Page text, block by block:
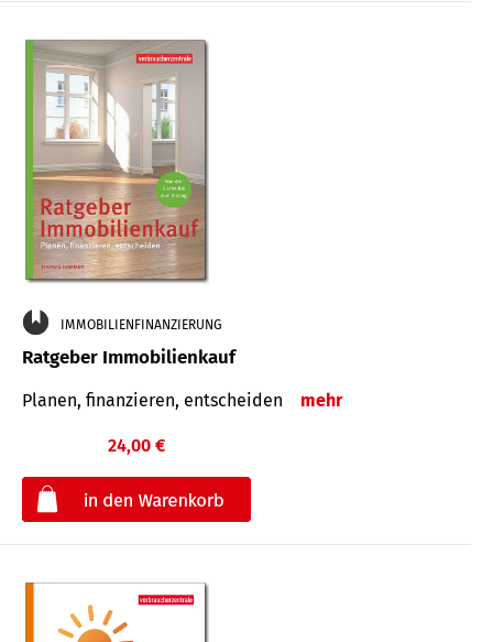
IMMOBILIENFINANZIERUNG
Ratgeber Immobilienkauf
Planen, finanzieren, entscheiden mehr
24,00 €